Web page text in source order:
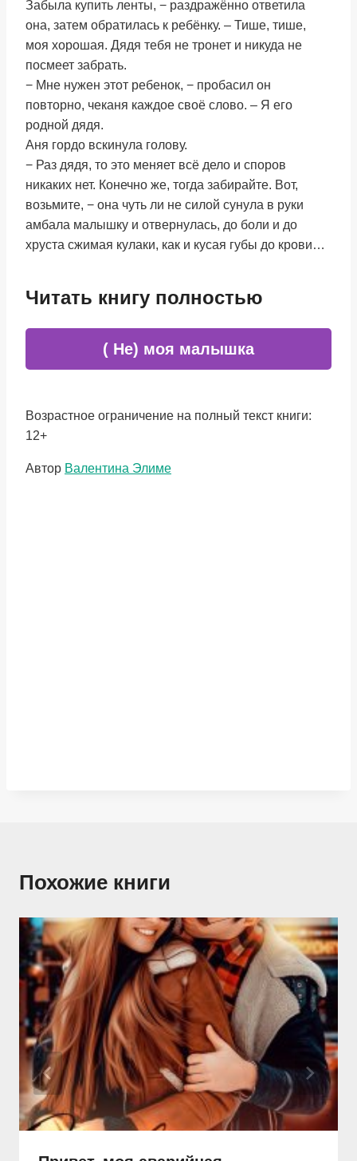
Забыла купить ленты, − раздражённо ответила
она, затем обратилась к ребёнку. – Тише, тише,
моя хорошая. Дядя тебя не тронет и никуда не
посмеет забрать.
− Мне нужен этот ребенок, − пробасил он
повторно, чеканя каждое своё слово. – Я его
родной дядя.
Аня гордо вскинула голову.
− Раз дядя, то это меняет всё дело и споров
никаких нет. Конечно же, тогда забирайте. Вот,
возьмите, − она чуть ли не силой сунула в руки
амбала малышку и отвернулась, до боли и до
хруста сжимая кулаки, как и кусая губы до крови…
Читать книгу полностью
( Не) моя малышка
Возрастное ограничение на полный текст книги:
12+
Метки
Автор Валентина Элиме
Похожие книги